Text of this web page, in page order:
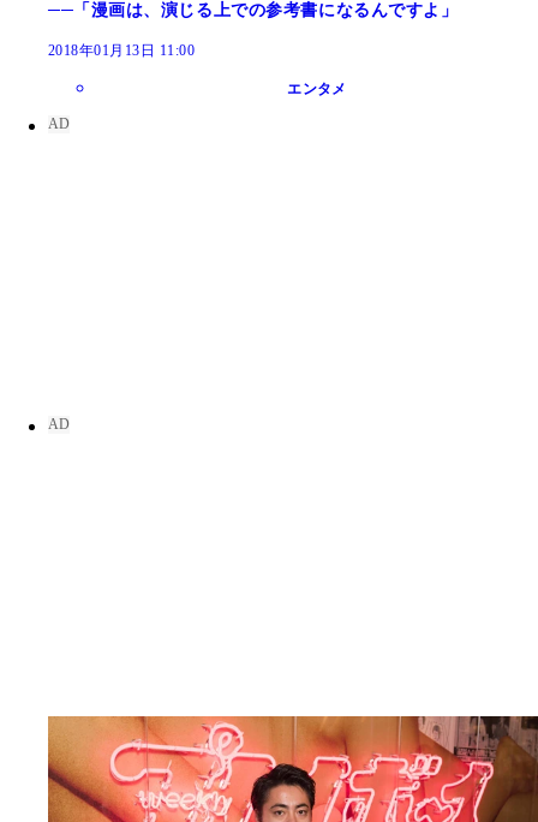
──「漫画は、演じる上での参考書になるんですよ」
2018年01月13日 11:00
エンタメ